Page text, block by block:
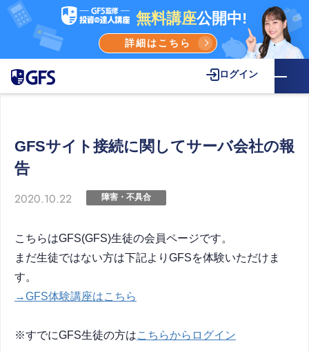
無料講座公開中!
詳細はこちら
ログイン
GFSサイト接続に関してサーバ会社の報
告
2020.10.22 障害・不具合
こちらはGFS(GFS)生徒の会員ページです。
まだ生徒ではない方は下記よりGFSを体験いただけま
す。
→GFS体験講座はこちら
※すでにGFS生徒の方はこちらからログイン